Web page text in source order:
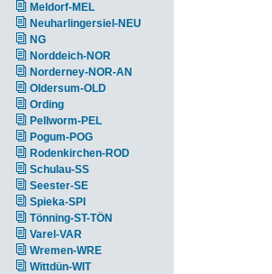
Meldorf-MEL
Neuharlingersiel-NEU
NG
Norddeich-NOR
Norderney-NOR-AN
Oldersum-OLD
Ording
Pellworm-PEL
Pogum-POG
Rodenkirchen-ROD
Schulau-SS
Seester-SE
Spieka-SPI
Tönning-ST-TÖN
Varel-VAR
Wremen-WRE
Wittdün-WIT